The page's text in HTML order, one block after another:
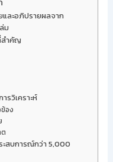
ละอภิปรายผลจาก
ม
สำคัญ
รวิเคราะห์
อง
ะสบการณ์กว่า 5,000